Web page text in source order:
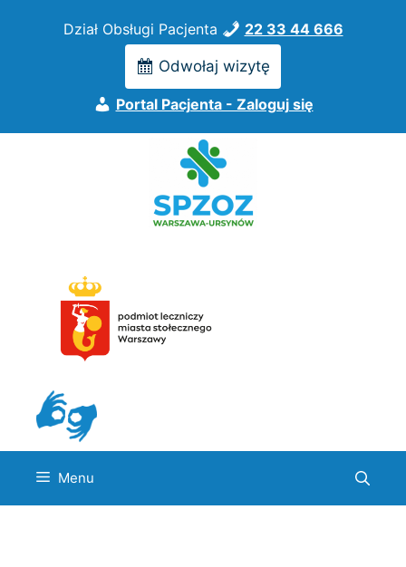
Dział Obsługi Pacjenta 22 33 44 666
Odwołaj wizytę
Portal Pacjenta - Zaloguj się
Menu